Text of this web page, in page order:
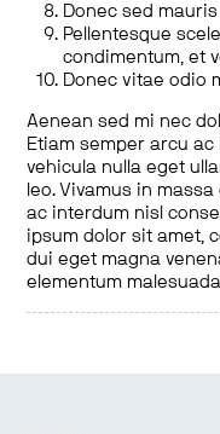
Donec sed
Pellentesque
condimentum, et
Donec vitae odio
Aenean sed mi nec
Etiam semper arcu
vehicula nulla eget
leo. Vivamus in
ac interdum nisl
ipsum dolor sit amet,
dui eget magna
elementum